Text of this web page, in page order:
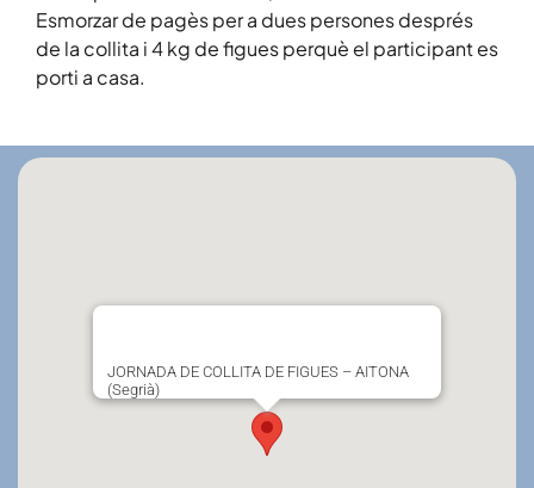
Esmorzar de pagès per a dues persones després
de la collita i 4 kg de figues perquè el participant es
porti a casa.
JORNADA DE COLLITA DE FIGUES – AITONA
(Segrià)